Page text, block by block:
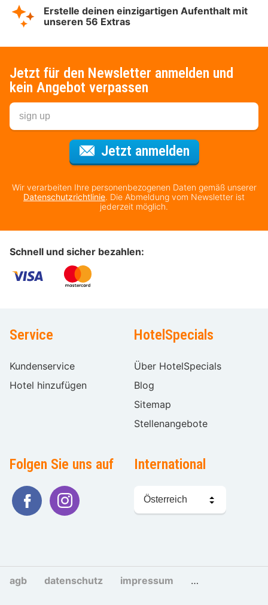
Erstelle deinen einzigartigen Aufenthalt mit
unseren 56 Extras
Jetzt für den Newsletter anmelden und
kein Angebot verpassen
Jetzt anmeldenFür den
Wir verarbeiten Ihre personenbezogenen Daten gemäß unserer
Datenschutzrichtlinie. Die Abmeldung vom Newsletter ist
jederzeit möglich.
Schnell und sicher bezahlen:
Service
Kundenservice
Hotel hinzufügen
HotelSpecials
Über HotelSpecials
Blog
Sitemap
Stellenangebote
Folgen Sie uns auf International
Sprache
wählen
agb datenschutz impressum cookies und